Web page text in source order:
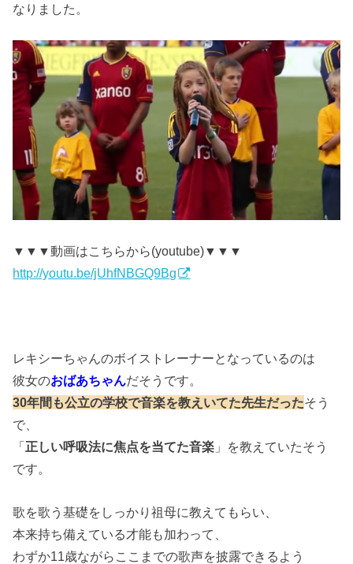
なりました。
▼▼▼動画はこちらから(youtube)▼▼▼
http://youtu.be/jUhfNBGQ9Bg
レキシーちゃんのボイストレーナーとなっているのは
彼女のおばあちゃんだそうです。
30年間も公立の学校で音楽を教えいてた先生だったそう
で、
「正しい呼吸法に焦点を当てた音楽 」を教えていたそう
です。
歌を歌う基礎をしっかり祖母に教えてもらい、
本来持ち備えている才能も加わって、
わずか11歳ながらここまでの歌声を披露できるよう